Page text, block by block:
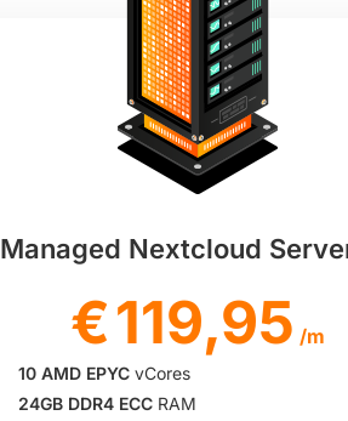
Managed Nextcloud
€119,95 /m
10 AMD EPYC vCores
24GB DDR4 ECC RAM